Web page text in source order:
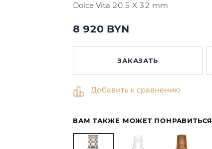
Dolce Vita 20.5 X 32 mm
8 920 BYN
ЗАКАЗАТЬ
Добавить к сравнению
ВАМ ТАКЖЕ МОЖЕТ ПОНРАВИТЬСЯ